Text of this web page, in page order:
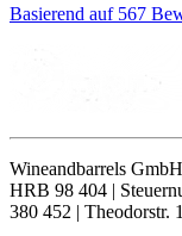
Basierend auf 567
Wineandbarrels
HRB 98 404 |
380 452 | Theodorstr.